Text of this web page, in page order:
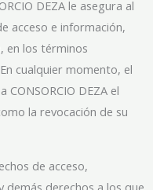
DEZA le asegura al
acceso e información,
en los términos
cualquier momento, el
DEZA el
la revocación de su
de acceso,
demás derechos a los que